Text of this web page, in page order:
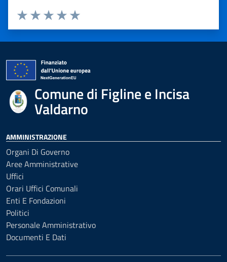
Valuta 5 stelle su 5
Valuta 4 stelle su 5
Valuta 3 stelle su 5
Valuta 2 stelle su 5
Valuta 1 stelle su 5
Comune di Figline e Incisa
Valdarno
AMMINISTRAZIONE
Organi Di Governo
Aree Amministrative
Uffici
Orari Uffici Comunali
Enti E Fondazioni
Politici
Personale Amministrativo
Documenti E Dati